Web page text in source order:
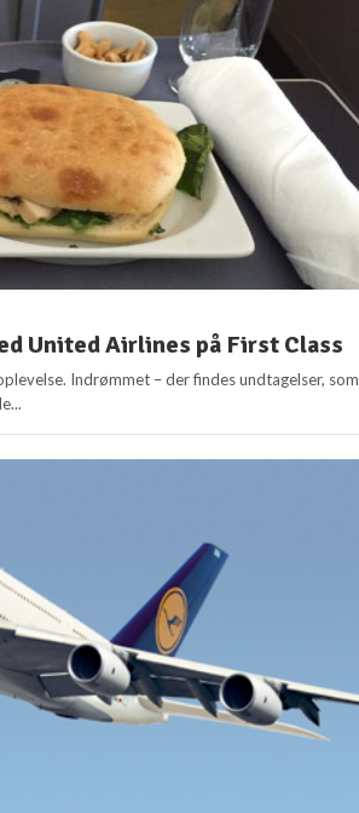
United Airlines på First Class
Indrømmet – der findes undtagelser, som